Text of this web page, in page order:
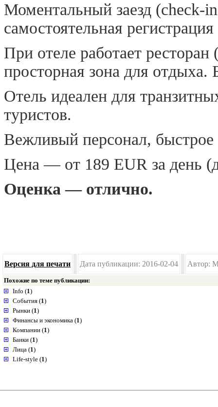
Моментальный заезд (check-
самостоятельная
При отеле работает ресторан
просторная зона для
Отель идеален для
туристов.
Вежливый персонал,
Цена — от 189 EUR за день
Оценка — отлично.
Версия для печати Дата публикации: 2016-02-04 Автор:
Похожие по теме публикации:
Info (1)
События (1)
Рынки (1)
Финансы и экономика (1)
Компании (1)
Банки (1)
Лица (1)
Life-style (1)